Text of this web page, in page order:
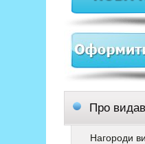
Про
Нагороди